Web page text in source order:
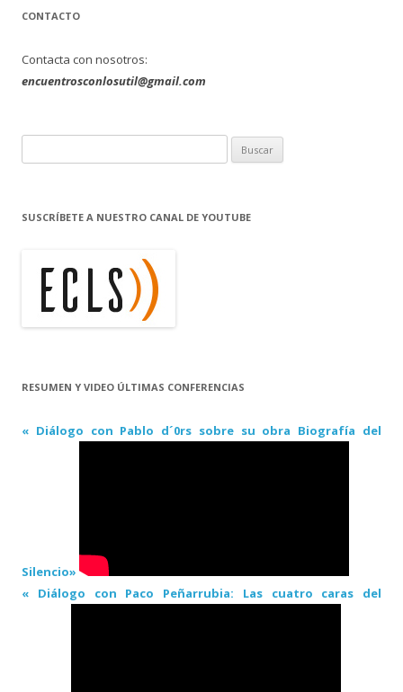
CONTACTO
Contacta con nosotros:
encuentrosconlosutil@gmail.com
u
c
SUSCRÍBETE A NUESTRO CANAL DE YOUTUBE
RESUMEN Y VIDEO ÚLTIMAS CONFERENCIAS
« Diálogo con Pablo d´0rs sobre su obra Biografía del
Silencio»
« Diálogo con Paco Peñarrubia: Las cuatro caras del